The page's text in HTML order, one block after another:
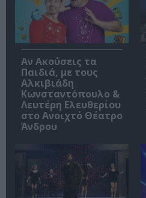
Αν Ακούσεις τα
Παιδιά, με τους
Αλκιβιάδη
Κωνσταντόπουλο &
Λευτέρη Ελευθερίου
στο Ανοιχτό Θέατρο
Άνδρου